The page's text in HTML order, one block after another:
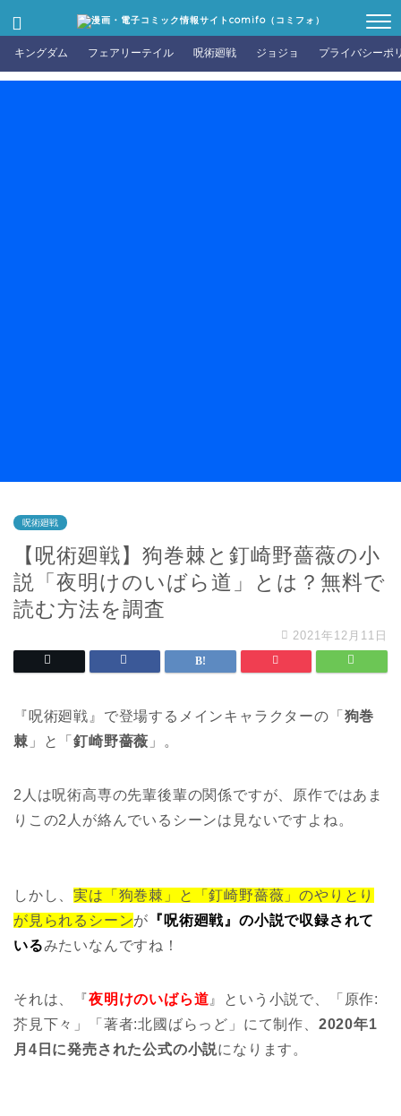
キングダム フェアリーテイル 呪術廻戦 ジョジョ プライバシーポ
呪術廻戦
【呪術廻戦】狗巻棘と釘崎野薔薇の小
説「夜明けのいばら道」とは？無料で
読む方法を調査
2021年12月11日
『呪術廻戦』で登場するメインキャラクターの「 狗巻
棘 」と「釘崎野薔薇 」。
2人は呪術高専の先輩後輩の関係ですが、原作ではあま
りこの2人が絡んでいるシーンは見ないですよね。
しかし、実は「狗巻棘」と「釘崎野薔薇」のやりとり
が見られるシーンが 『呪術廻戦』の小説で収録されて
いるみたいなんですね！
それは、『夜明けのいばら道 』という小説で、「原作:
芥見下々」「著者:北國ばらっど」にて制作、 2020年1
月4日に発売された公式の小説になります。